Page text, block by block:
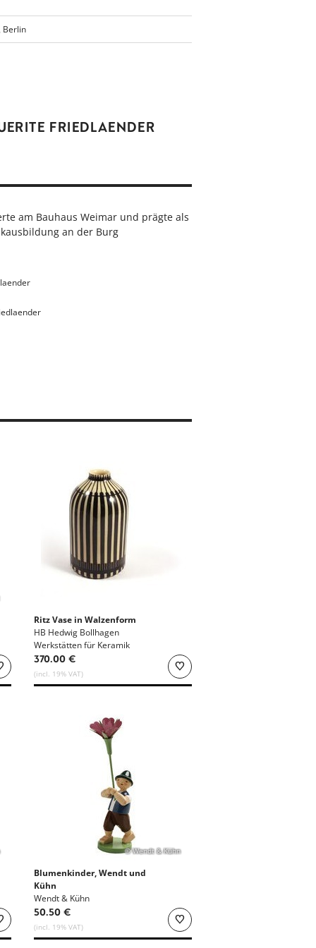
Berlin
FRIEDLAENDER
am Bauhaus Weimar und prägte als
an der Burg
Ritz Vase in Walzenform
HB Hedwig Bollhagen
Werkstätten für Keramik
370.00 €
(incl. 19% VAT)
© Wendt & Kühn
Blumenkinder, Wendt und
Kühn
Wendt & Kühn
50.50 €
(incl. 19% VAT)